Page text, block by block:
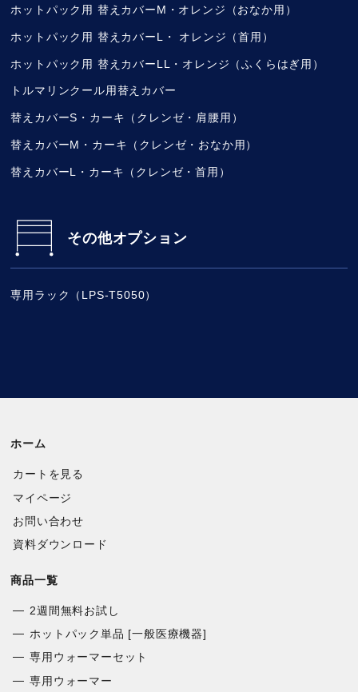
ホットパック用 替えカバーM・オレンジ（おなか用）
ホットパック用 替えカバーL・ オレンジ（首用）
ホットパック用 替えカバーLL・オレンジ（ふくらはぎ用）
トルマリンクール用替えカバー
替えカバーS・カーキ（クレンゼ・肩腰用）
替えカバーM・カーキ（クレンゼ・おなか用）
替えカバーL・カーキ（クレンゼ・首用）
その他オプション
専用ラック（LPS-T5050）
ホーム
カートを見る
マイページ
お問い合わせ
資料ダウンロード
商品一覧
2週間無料お試し
ホットパック単品 [一般医療機器]
専用ウォーマーセット
専用ウォーマー